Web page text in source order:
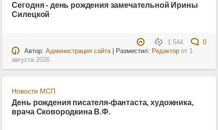
Сегодня - день рождения замечательной Ирины
Силецкой
1 544
0
Автор: Администрация сайта| Разместил: Редакторот 1
августа 2026
Новости МСП
День рождения писателя-фантаста, художника,
врача Сковородкина В.Ф.